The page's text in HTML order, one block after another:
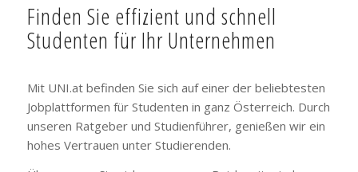
Finden Sie effizient und schnell
Studenten für Ihr Unternehmen
Mit UNI.at befinden Sie sich auf einer der beliebtesten
Jobplattformen für Studenten in ganz Österreich. Durch
unseren Ratgeber und Studienführer, genießen wir ein
hohes Vertrauen unter Studierenden.